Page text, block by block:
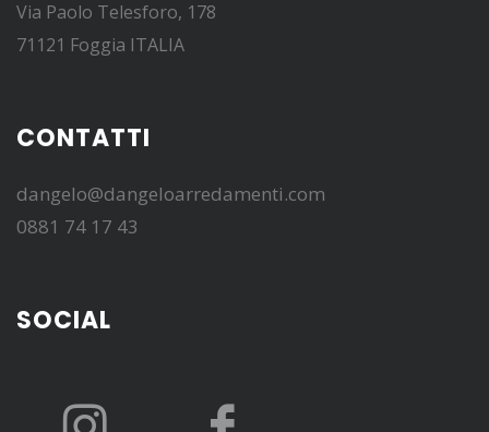
Via Paolo Telesforo, 178
71121 Foggia ITALIA
CONTATTI
dangelo@dangeloarredamenti.com
0881 74 17 43
SOCIAL